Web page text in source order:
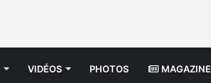
VIDÉOS PHOTOS MAGAZINE